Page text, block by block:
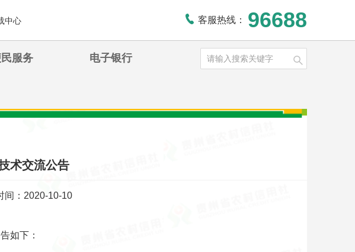
中心 客服热线： 96688
服务 电子银行
术交流公告
间：2020-10-10
如下：